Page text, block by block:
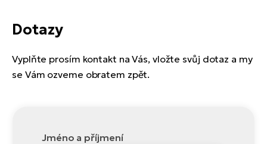
Dotazy
Vyplňte prosím kontakt na Vás, vložte svůj dotaz a my
se Vám ozveme obratem zpět.
Jméno a příjmení